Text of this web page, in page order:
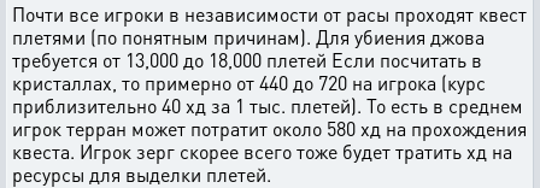
Почти все игроки в независимости от расы проходят квест
плетями (по понятным причинам). Для убиения джова
требуется от 13,000 до 18,000 плетей Если посчитать в
кристаллах, то примерно от 440 до 720 на игрока (курс
приблизительно 40 хд за 1 тыс. плетей). То есть в среднем
игрок терран может потратит около 580 хд на прохождения
квеста. Игрок зерг скорее всего тоже будет тратить хд на
ресурсы для выделки плетей.